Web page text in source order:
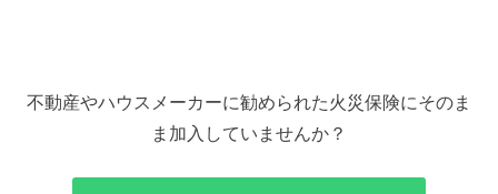
不動産やハウスメーカーに勧められた火災保険にそのま
ま加入していませんか？